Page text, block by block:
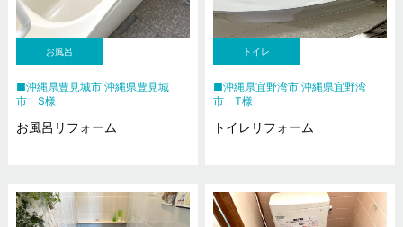
お風呂
沖縄県豊見城市 沖縄県豊見城
市 S様
お風呂リフォーム
トイレ
沖縄県宜野湾市 沖縄県宜野湾
市 T様
トイレリフォーム